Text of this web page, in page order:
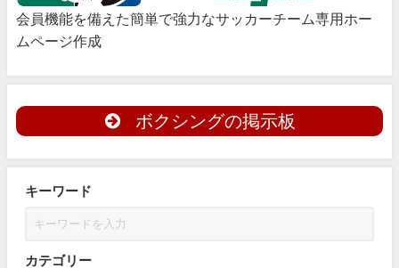
会員機能を備えた簡単で強力なサッカーチーム専用ホー
ムページ作成
ボクシングの掲示板
キーワード
カテゴリー